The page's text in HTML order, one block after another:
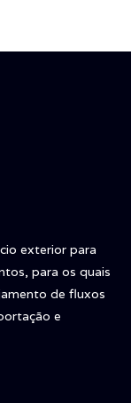
exterior para
para os quais
de fluxos
e